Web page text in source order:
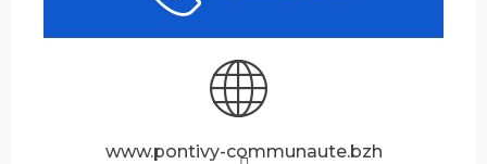
www.pontivy-communaute.bzh